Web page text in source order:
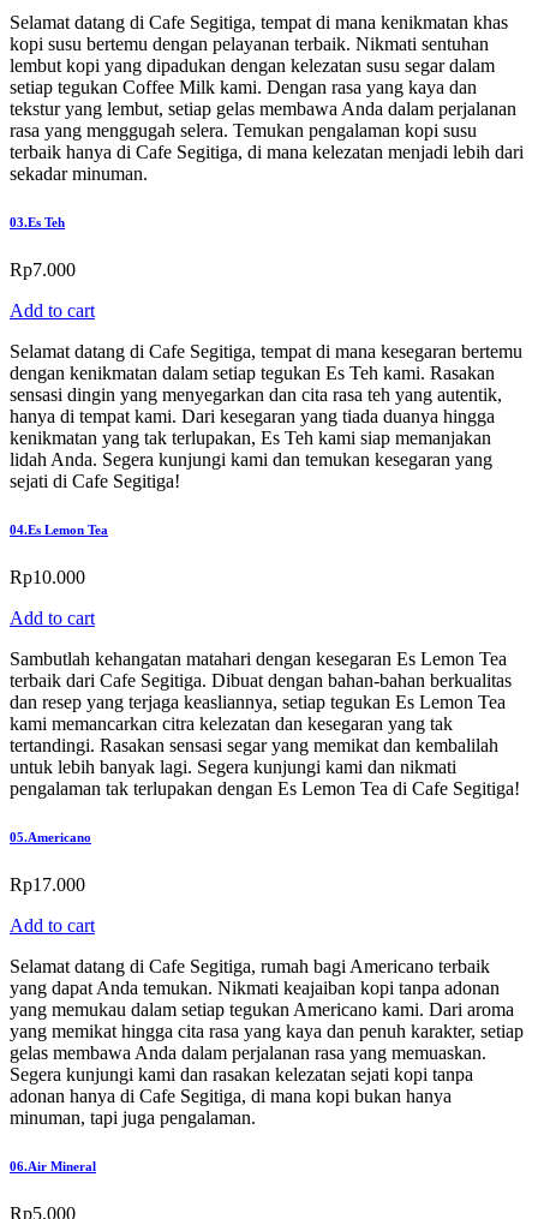
Selamat datang di Cafe Segitiga, tempat di mana kenikmatan khas
kopi susu bertemu dengan pelayanan terbaik. Nikmati sentuhan
lembut kopi yang dipadukan dengan kelezatan susu segar dalam
setiap tegukan Coffee Milk kami. Dengan rasa yang kaya dan
tekstur yang lembut, setiap gelas membawa Anda dalam perjalanan
rasa yang menggugah selera. Temukan pengalaman kopi susu
terbaik hanya di Cafe Segitiga, di mana kelezatan menjadi lebih dari
sekadar minuman.
03.Es Teh
Rp7.000
Add to cart
Selamat datang di Cafe Segitiga, tempat di mana kesegaran bertemu
dengan kenikmatan dalam setiap tegukan Es Teh kami. Rasakan
sensasi dingin yang menyegarkan dan cita rasa teh yang autentik,
hanya di tempat kami. Dari kesegaran yang tiada duanya hingga
kenikmatan yang tak terlupakan, Es Teh kami siap memanjakan
lidah Anda. Segera kunjungi kami dan temukan kesegaran yang
sejati di Cafe Segitiga!
04.Es Lemon Tea
Rp10.000
Add to cart
Sambutlah kehangatan matahari dengan kesegaran Es Lemon Tea
terbaik dari Cafe Segitiga. Dibuat dengan bahan-bahan berkualitas
dan resep yang terjaga keasliannya, setiap tegukan Es Lemon Tea
kami memancarkan citra kelezatan dan kesegaran yang tak
tertandingi. Rasakan sensasi segar yang memikat dan kembalilah
untuk lebih banyak lagi. Segera kunjungi kami dan nikmati
pengalaman tak terlupakan dengan Es Lemon Tea di Cafe Segitiga!
05.Americano
Rp17.000
Add to cart
Selamat datang di Cafe Segitiga, rumah bagi Americano terbaik
yang dapat Anda temukan. Nikmati keajaiban kopi tanpa adonan
yang memukau dalam setiap tegukan Americano kami. Dari aroma
yang memikat hingga cita rasa yang kaya dan penuh karakter, setiap
gelas membawa Anda dalam perjalanan rasa yang memuaskan.
Segera kunjungi kami dan rasakan kelezatan sejati kopi tanpa
adonan hanya di Cafe Segitiga, di mana kopi bukan hanya
minuman, tapi juga pengalaman.
06.Air Mineral
Rp5.000